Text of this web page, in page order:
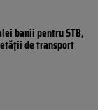
banii pentru STB,
de transport